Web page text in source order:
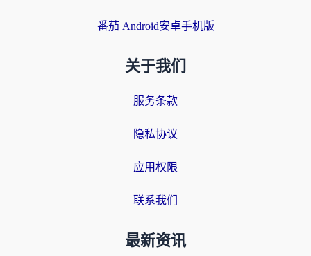
番茄 Android安卓手机版
关于我们
服务条款
隐私协议
应用权限
联系我们
最新资讯